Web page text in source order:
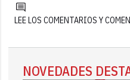
LEE LOS COMENTARIOS Y
NOVEDADES